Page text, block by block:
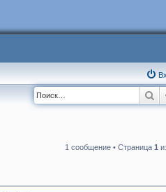
1 сообщение • Страница 1